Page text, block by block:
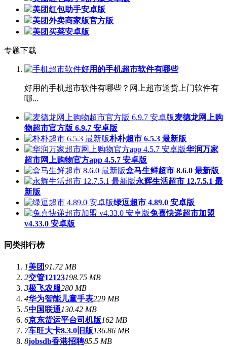
美团红包助手安卓版
美团外卖商家版官方版
美团买菜安卓版
专题下载
好用的手机超市软件有哪些
好用的手机超市软件有哪些？网上超市送货上门软件有
哪...
麦德龙网上购
物超市官方版 6.9.7 安卓版
朴朴超市 6.5.3 最新版
华润万家
超市网上购物官方app 4.5.7 安卓版
盒马生鲜超市 8.6.0 最新版
永辉生活超市 12.7.5.1 最
新版
绿逗超市 4.89.0 安卓版
兔喜快递超市加盟
v4.33.0 安卓版
同类排行榜
1美团91.72 MB
2交管12123198.75 MB
3极飞农服280 MB
4华为智能儿童手表229 MB
5中国联通130.42 MB
6京东货运平台司机版162 MB
7车旺大卡8.3.0旧版136.86 MB
8jobsdb香港招聘85.5 MB